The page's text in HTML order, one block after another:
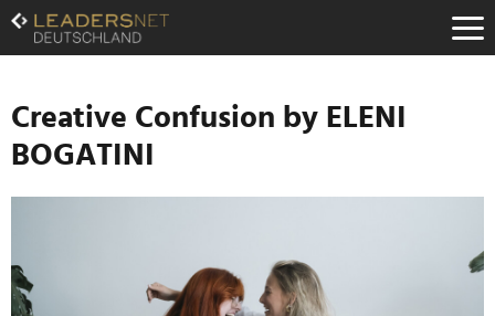
Zum
Inhalt
Zur
Navigation
Zur
Hauptnavigation
Creative Confusion by ELENI
BOGATINI